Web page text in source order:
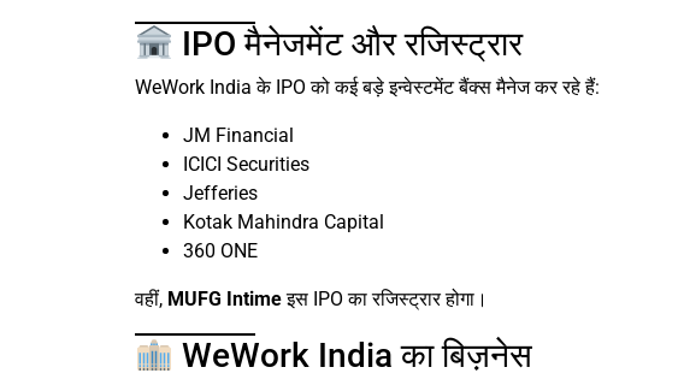
IPO मैनेजमेंट और रजिस्ट्रार
WeWork India के IPO को कई बड़े इन्वेस्टमेंट बैंक्स मैनेज कर रहे हैं:
JM Financial
ICICI Securities
Jefferies
Kotak Mahindra Capital
360 ONE
वहीं, MUFG Intimeइस IPO का रजिस्ट्रार होगा।
WeWork India का बिज़नेस